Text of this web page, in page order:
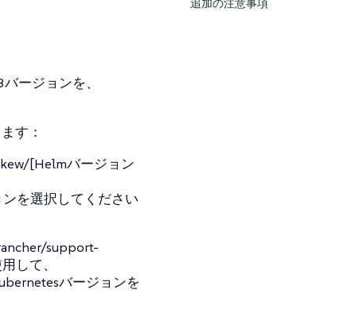
追加の注意事項
ージョンを、
す：
[Helmバージョン
を選択してください
support-
して、
バージョンを